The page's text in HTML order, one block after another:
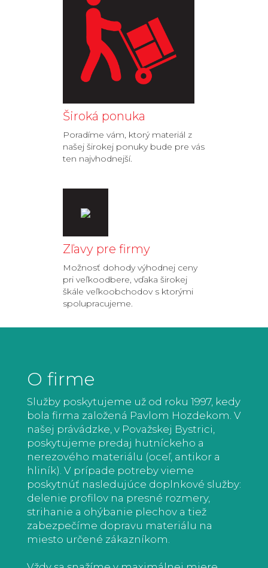
Široká ponuka
Poradíme vám, ktorý materiál z
našej širokej ponuky bude pre vás
ten najvhodnejší.
Zľavy pre firmy
Možnosť dohody výhodnej ceny
pri veľkoodbere, vďaka širokej
škále veľkoobchodov s ktorými
spolupracujeme.
O firme
Služby poskytujeme už od roku 1997, kedy
bola firma založená Pavlom Hozdekom. V
našej právádzke, v Považskej Bystrici,
poskytujeme predaj hutníckeho a
nerezového materiálu (oceľ, antikor a
hliník). V prípade potreby vieme
poskytnúť nasledujúce doplnkové služby:
delenie profilov na presné rozmery,
strihanie a ohýbanie plechov a tiež
zabezpečíme dopravu materiálu na
miesto určené zákazníkom.